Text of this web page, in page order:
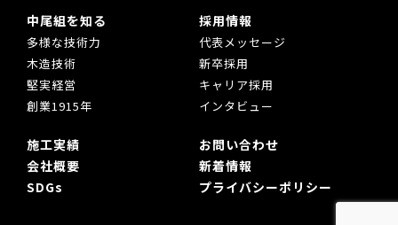
中尾組を知る
多様な技術力
木造技術
堅実経営
創業1915年
採用情報
代表メッセージ
新卒採用
キャリア採用
インタビュー
施工実績
会社概要
SDGs
お問い合わせ
新着情報
プライバシーポリシー